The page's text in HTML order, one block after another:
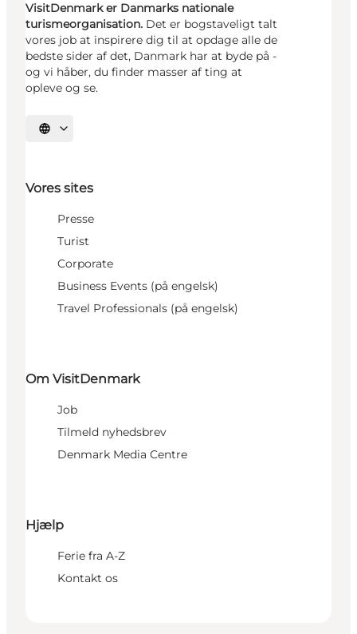
VisitDenmark er Danmarks nationale
turismeorganisation. Det er bogstaveligt talt
vores job at inspirere dig til at opdage alle de
bedste sider af det, Danmark har at byde på -
og vi håber, du finder masser af ting at
opleve og se.
Vælg sprog
Vores sites
Presse
Turist
Corporate
Business Events (på engelsk)
Travel Professionals (på engelsk)
Om VisitDenmark
Job
Tilmeld nyhedsbrev
Denmark Media Centre
Hjælp
Ferie fra A-Z
Kontakt os